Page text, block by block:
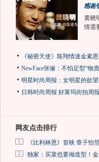
感谢
黄晓
情需
《秘密天使》陈翔情迷金素
NewFace张俪：不怕定型“物
明星时尚周报：女明星的欲
日韩时尚周报 好莱坞街拍周报
网友点击排行
1 《比利林恩》首映 章子怡
2 独家：买菜也要拗造型！